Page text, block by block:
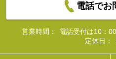
電話でお
営業時間：
電話受付は10：
定休日：